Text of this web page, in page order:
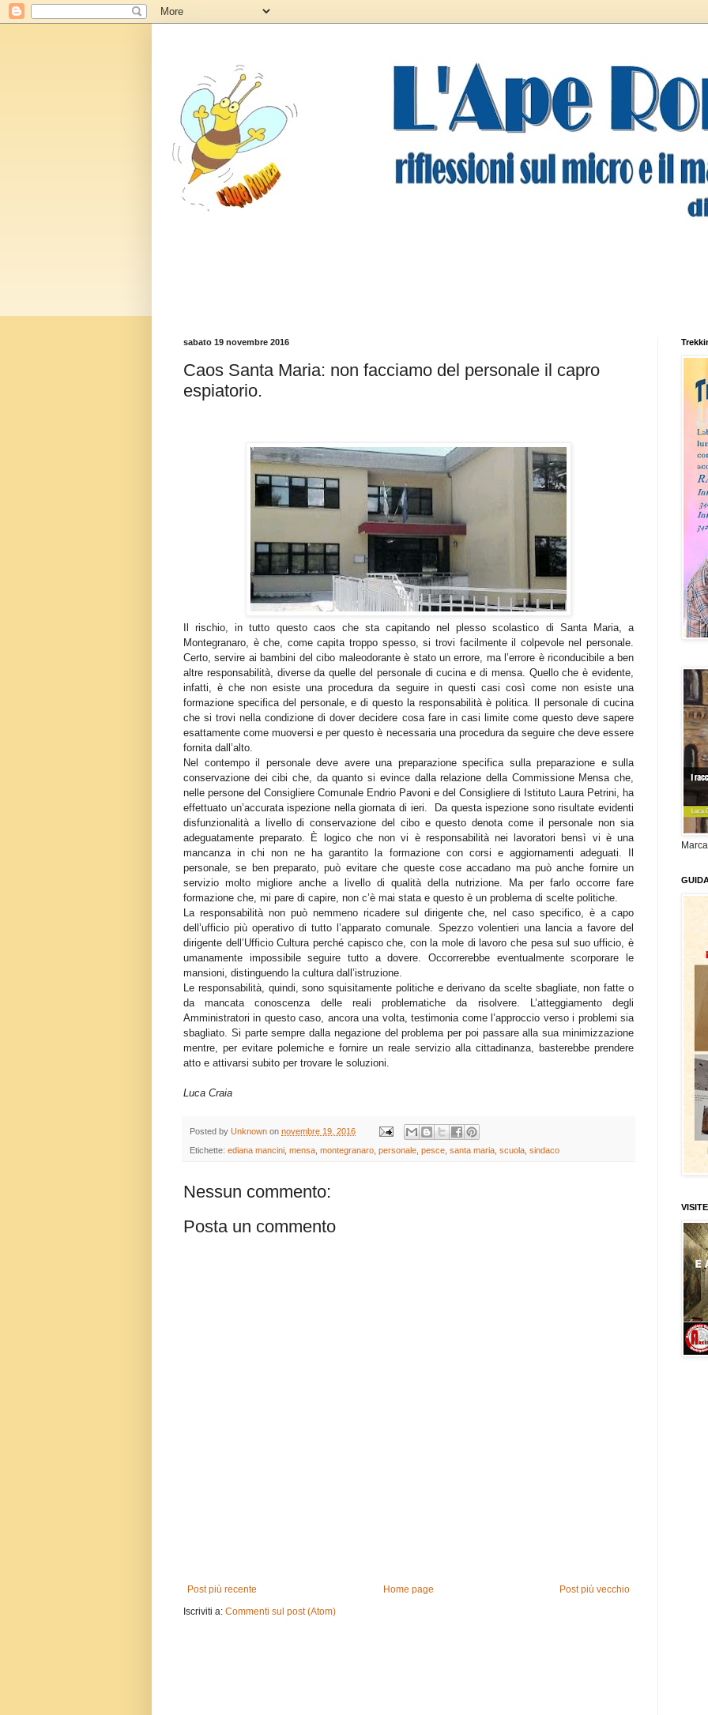
sabato 19 novembre 2016
Caos Santa Maria: non facciamo del personale il capro
espiatorio.
Il rischio, in tutto questo caos che sta capitando nel plesso scolastico di Santa Maria, a
Montegranaro, è che, come capita troppo spesso, si trovi facilmente il colpevole nel personale.
Certo, servire ai bambini del cibo maleodorante è stato un errore, ma l’errore è riconducibile a ben
altre responsabilità, diverse da quelle del personale di cucina e di mensa. Quello che è evidente,
infatti, è che non esiste una procedura da seguire in questi casi così come non esiste una
formazione specifica del personale, e di questo la responsabilità è politica. Il personale di cucina
che si trovi nella condizione di dover decidere cosa fare in casi limite come questo deve sapere
esattamente come muoversi e per questo è necessaria una procedura da seguire che deve essere
fornita dall’alto.
Nel contempo il personale deve avere una preparazione specifica sulla preparazione e sulla
conservazione dei cibi che, da quanto si evince dalla relazione della Commissione Mensa che,
nelle persone del Consigliere Comunale Endrio Pavoni e del Consigliere di Istituto Laura Petrini, ha
effettuato un’accurata ispezione nella giornata di ieri.
Da questa ispezione sono risultate evidenti
disfunzionalità a livello di conservazione del cibo e questo denota come il personale non sia
adeguatamente preparato. È logico che non vi è responsabilità nei lavoratori bensì vi è una
mancanza in chi non ne ha garantito la formazione con corsi e aggiornamenti adeguati. Il
personale, se ben preparato, può evitare che queste cose accadano ma può anche fornire un
servizio molto migliore anche a livello di qualità della nutrizione. Ma per farlo occorre fare
formazione che, mi pare di capire, non c’è mai stata e questo è un problema di scelte politiche.
La responsabilità non può nemmeno ricadere sul dirigente che, nel caso specifico, è a capo
dell’ufficio più operativo di tutto l’apparato comunale. Spezzo volentieri una lancia a favore del
dirigente dell’Ufficio Cultura perché capisco che, con la mole di lavoro che pesa sul suo ufficio, è
umanamente impossibile seguire tutto a dovere. Occorrerebbe eventualmente scorporare le
mansioni, distinguendo la cultura dall’istruzione.
Le responsabilità, quindi, sono squisitamente politiche e derivano da scelte sbagliate, non fatte o
da mancata conoscenza delle reali problematiche da risolvere. L’atteggiamento degli
Amministratori in questo caso, ancora una volta, testimonia come l’approccio verso i problemi sia
sbagliato. Si parte sempre dalla negazione del problema per poi passare alla sua minimizzazione
mentre, per evitare polemiche e fornire un reale servizio alla cittadinanza, basterebbe prendere
atto e attivarsi subito per trovare le soluzioni.
Luca Craia
Posted by Unknown on novembre 19, 2016
Etichette: ediana mancini mensa montegranaro personale pesce santa maria scuola sindaco
Nessun commento:
Posta un commento
Post più recente Post più vecchio
Home page
Iscriviti a: Commenti sul post (Atom)
Marca
VISITE